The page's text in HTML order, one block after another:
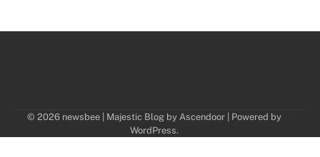
© 2026 newsbee | Majestic Blog by Ascendoor | Powered by
WordPress.